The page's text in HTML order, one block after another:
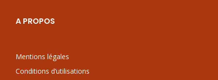
A PROPOS
Mentions légales
Conditions d’utilisations